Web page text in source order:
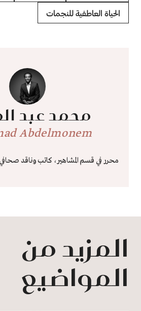
الحياة العاطفية للنجمات
محمد عبد
Abdelmonem
محرر في قسم المشاهير، كاتب وناقد صحافي
المزيد من
المواضيع